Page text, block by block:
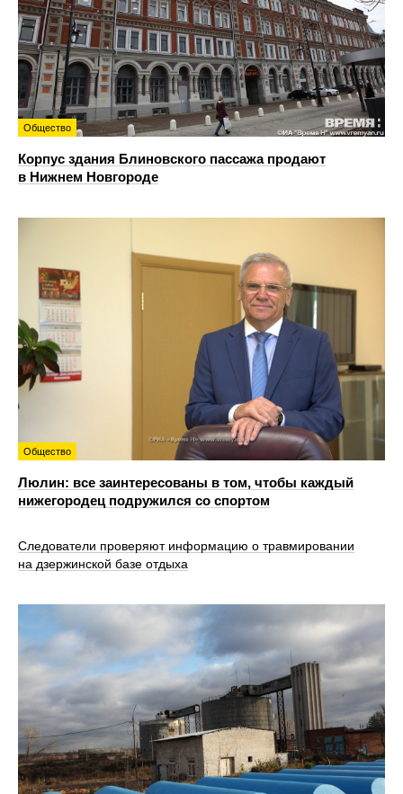
Общество
Корпус здания Блиновского пассажа продают
в Нижнем Новгороде
Общество
Люлин: все заинтересованы в том, чтобы каждый
нижегородец подружился со спортом
Следователи проверяют информацию о травмировании
на дзержинской базе отдыха